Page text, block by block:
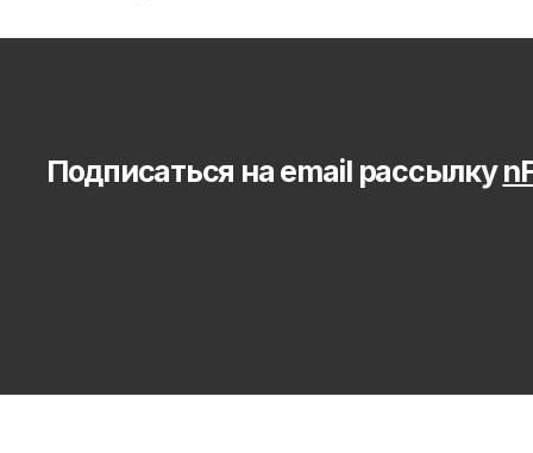
Подписаться на email рассылку